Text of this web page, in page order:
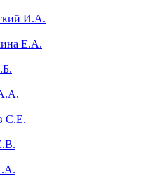
И.А.
Е.А.
С.Е.